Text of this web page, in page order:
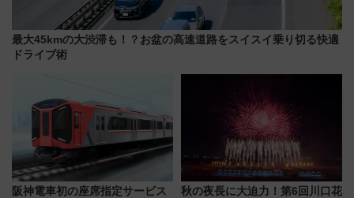
最大45kmの大渋滞も！？お盆の高速道路をスイスイ乗り切る快適
ドライブ術
阪神電車初の座席指定サービス
秋の夜長に大迫力！第6回川口花